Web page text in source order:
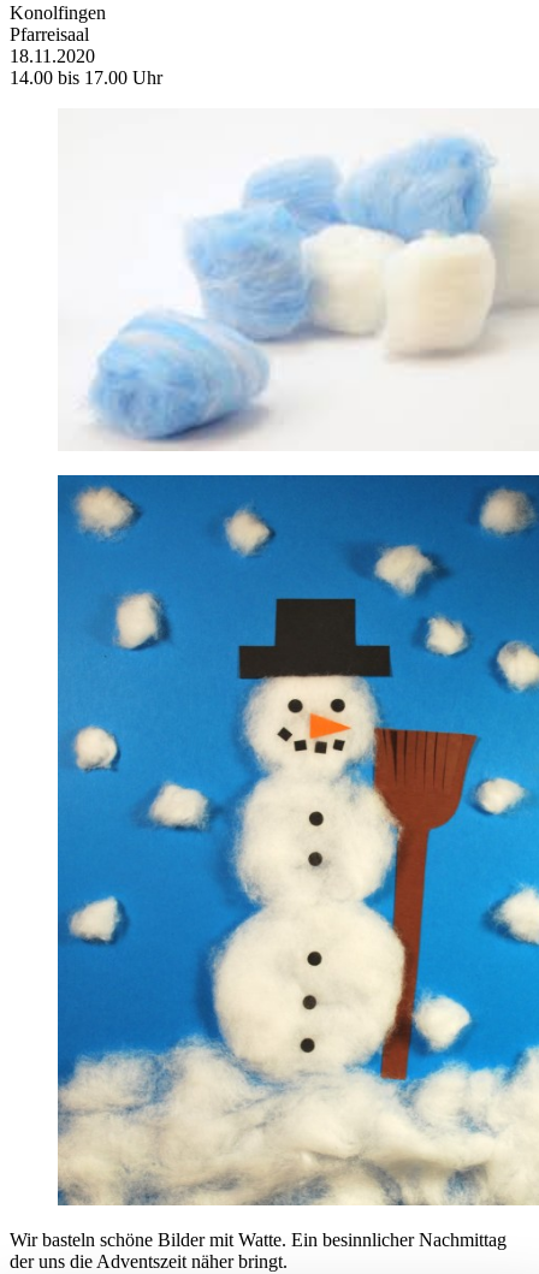
Konolfingen
Pfarreisaal
18.11.2020
14.00 bis 17.00 Uhr
Wir basteln schöne Bilder mit Watte. Ein besinnlicher Nachmittag
der uns die Adventszeit näher bringt.